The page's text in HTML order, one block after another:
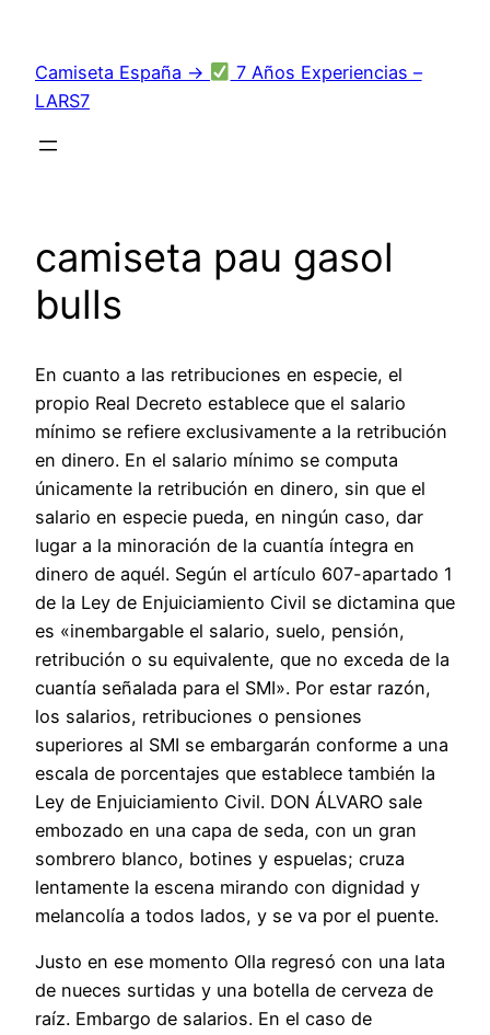
contenido
Camiseta España →
7 Años Experiencias –
LARS7
camiseta pau gasol
bulls
En cuanto a las retribuciones en especie, el
propio Real Decreto establece que el salario
mínimo se refiere exclusivamente a la retribución
en dinero. En el salario mínimo se computa
únicamente la retribución en dinero, sin que el
salario en especie pueda, en ningún caso, dar
lugar a la minoración de la cuantía íntegra en
dinero de aquél. Según el artículo 607-apartado 1
de la Ley de Enjuiciamiento Civil se dictamina que
es «inembargable el salario, suelo, pensión,
retribución o su equivalente, que no exceda de la
cuantía señalada para el SMI». Por estar razón,
los salarios, retribuciones o pensiones
superiores al SMI se embargarán conforme a una
escala de porcentajes que establece también la
Ley de Enjuiciamiento Civil. DON ÁLVARO sale
embozado en una capa de seda, con un gran
sombrero blanco, botines y espuelas; cruza
lentamente la escena mirando con dignidad y
melancolía a todos lados, y se va por el puente.
Justo en ese momento Olla regresó con una lata
de nueces surtidas y una botella de cerveza de
raíz. Embargo de salarios. En el caso de